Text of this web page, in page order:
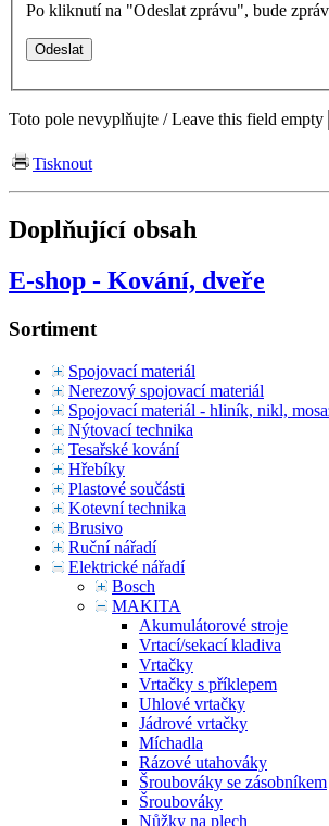
Po kliknutí na "Odeslat zprávu", bude
Toto pole nevyplňujte / Leave this field empty
Tisknout
Doplňující obsah
E-shop - Kování, dveře
Sortiment
Spojovací materiál
Nerezový spojovací materiál
Spojovací materiál - hliník, nikl,
Nýtovací technika
Tesařské kování
Hřebíky
Plastové součásti
Kotevní technika
Brusivo
Ruční nářadí
Elektrické nářadí
Bosch
MAKITA
Akumulátorové stroje
Vrtací/sekací kladiva
Vrtačky
Vrtačky s příklepem
Uhlové vrtačky
Jádrové vrtačky
Míchadla
Rázové utahováky
Šroubováky se zásobníkem
Šroubováky
Nůžky na plech